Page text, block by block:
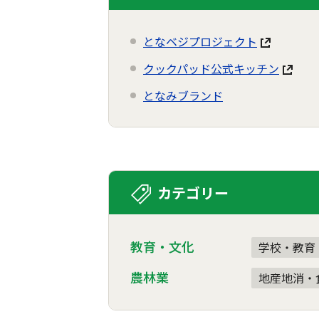
となベジプロジェクト
クックパッド公式キッチン
となみブランド
カテゴリー
教育・文化 学校・教育
農林業 地産地消・